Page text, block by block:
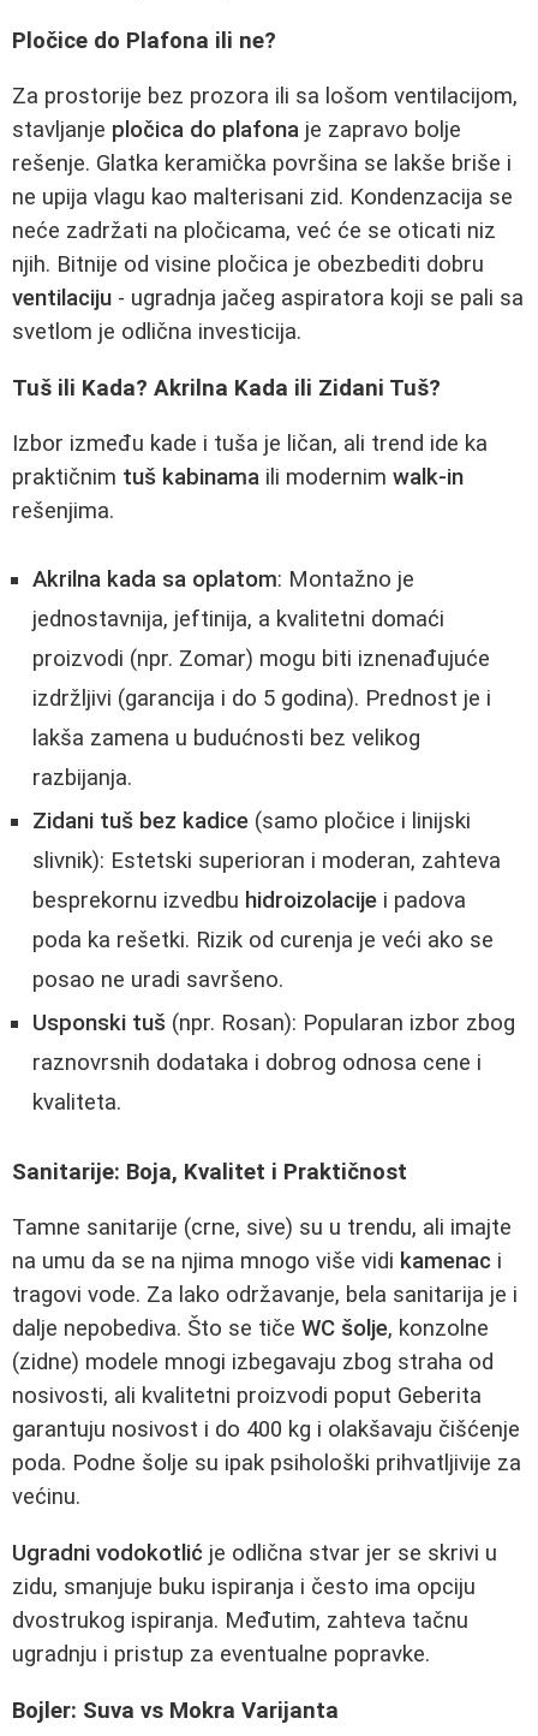
Pločice do Plafona ili ne?
Za prostorije bez prozora ili sa lošom ventilacijom,
stavljanje pločica do plafona je zapravo bolje
rešenje. Glatka keramička površina se lakše briše i
ne upija vlagu kao malterisani zid. Kondenzacija se
neće zadržati na pločicama, već će se oticati niz
njih. Bitnije od visine pločica je obezbediti dobru
ventilaciju - ugradnja jačeg aspiratora koji se pali sa
svetlom je odlična investicija.
Tuš ili Kada? Akrilna Kada ili Zidani Tuš?
Izbor između kade i tuša je ličan, ali trend ide ka
praktičnim tuš kabinama ili modernim walk-in
rešenjima.
Akrilna kada sa oplatom: Montažno je
jednostavnija, jeftinija, a kvalitetni domaći
proizvodi (npr. Zomar) mogu biti iznenađujuće
izdržljivi (garancija i do 5 godina). Prednost je i
lakša zamena u budućnosti bez velikog
razbijanja.
Zidani tuš bez kadice (samo pločice i linijski
slivnik): Estetski superioran i moderan, zahteva
besprekornu izvedbu hidroizolacije i padova
poda ka rešetki. Rizik od curenja je veći ako se
posao ne uradi savršeno.
Usponski tuš (npr. Rosan): Popularan izbor zbog
raznovrsnih dodataka i dobrog odnosa cene i
kvaliteta.
Sanitarije: Boja, Kvalitet i Praktičnost
Tamne sanitarije (crne, sive) su u trendu, ali imajte
na umu da se na njima mnogo više vidi kamenac i
tragovi vode. Za lako održavanje, bela sanitarija je i
dalje nepobediva. Što se tiče WC šolje, konzolne
(zidne) modele mnogi izbegavaju zbog straha od
nosivosti, ali kvalitetni proizvodi poput Geberita
garantuju nosivost i do 400 kg i olakšavaju čišćenje
poda. Podne šolje su ipak psihološki prihvatljivije za
većinu.
Ugradni vodokotlić je odlična stvar jer se skrivi u
zidu, smanjuje buku ispiranja i često ima opciju
dvostrukog ispiranja. Međutim, zahteva tačnu
ugradnju i pristup za eventualne popravke.
Bojler: Suva vs Mokra Varijanta